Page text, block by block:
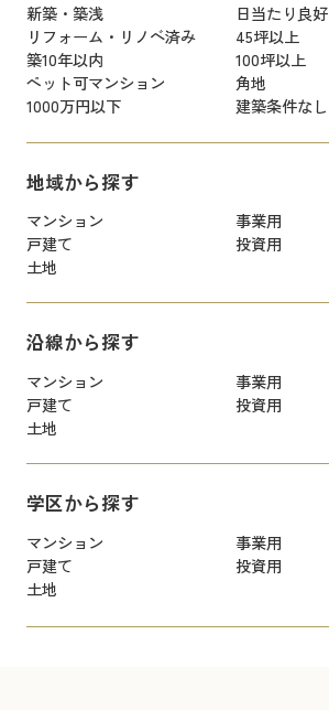
新築・築浅
日当たり良好
リフォーム・リノベ済み
45坪以上
築10年以内
100坪以上
ペット可マンション
角地
1000万円以下
建築条件なし
地域から探す
マンション
事業用
戸建て
投資用
土地
沿線から探す
マンション
事業用
戸建て
投資用
土地
学区から探す
マンション
事業用
戸建て
投資用
土地